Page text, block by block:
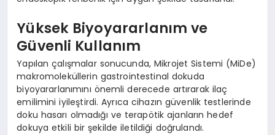
Yüksek Biyoyararlanım ve
Güvenli Kullanım
Yapılan çalışmalar sonucunda, Mikrojet Sistemi (MiDe)
makromoleküllerin gastrointestinal dokuda
biyoyararlanımını önemli derecede artırarak ilaç
emilimini iyileştirdi. Ayrıca cihazın güvenlik testlerinde
doku hasarı olmadığı ve terapötik ajanların hedef
dokuya etkili bir şekilde iletildiği doğrulandı.